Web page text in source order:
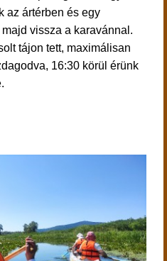
az ártérben és egy
vissza a karavánnal.
tájon tett, maximálisan
16:30 körül érünk